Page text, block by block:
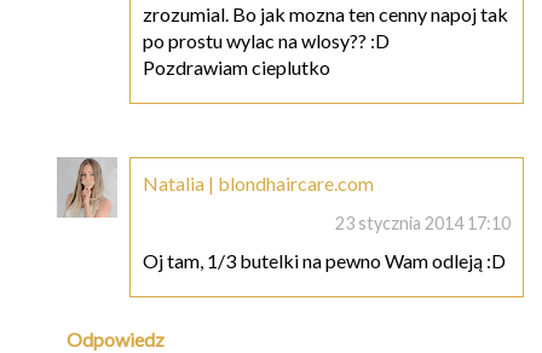
zrozumial. Bo jak mozna ten cenny napoj tak
po prostu wylac na wlosy?? :D
Pozdrawiam cieplutko
Natalia | blondhaircare.com
23 stycznia 2014 17:10
Oj tam, 1/3 butelki na pewno Wam odleją :D
Odpowiedz